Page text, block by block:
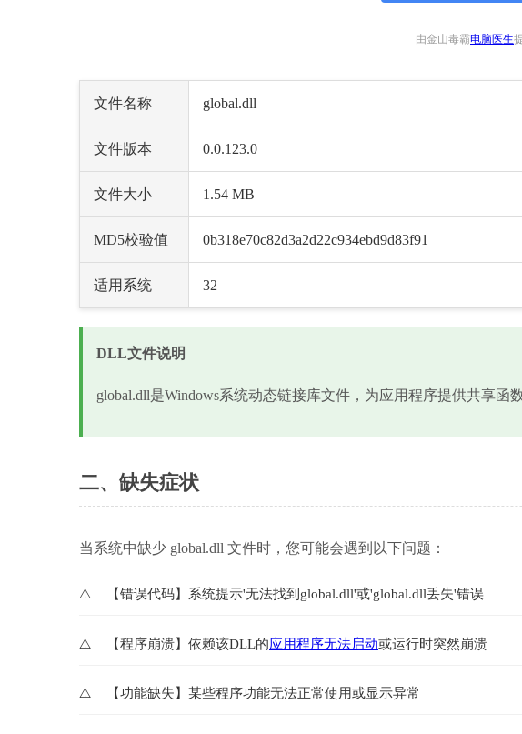
由金山毒霸电脑医生
文件名称 global.dll
文件版本 0.0.123.0
文件大小 1.54 MB
MD5校验值 0b318e70c82d3a2d22c934ebd9d83f91
适用系统 32
DLL文件说明
global.dll是Windows系统动态链接库文件，为应用程序提供共享函
二、缺失症状
当系统中缺少 global.dll 文件时，您可能会遇到以下问题：
【错误代码】系统提示'无法找到global.dll'或'global.dll丢失'错误
【程序崩溃】依赖该DLL的应用程序无法启动或运行时突然崩溃
【功能缺失】某些程序功能无法正常使用或显示异常